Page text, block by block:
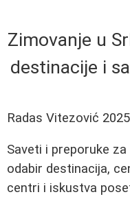
Zimovanje u
destinacije i
Radas Vitezović
Saveti i preporuke
odabir destinacija,
centri i iskustva